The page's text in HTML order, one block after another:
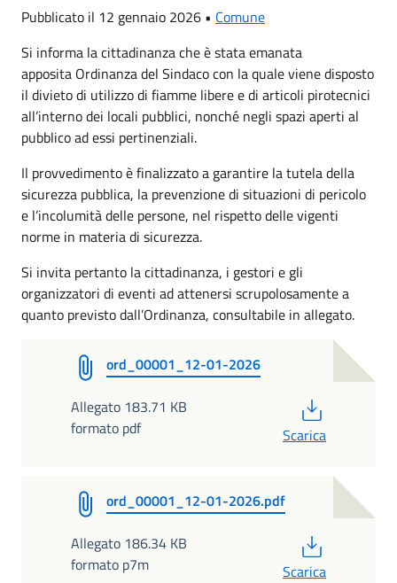
Pubblicato il 12 gennaio 2026 • Comune
Si informa la cittadinanza che è stata emanata
apposita Ordinanza del Sindaco con la quale viene disposto
il divieto di utilizzo di fiamme libere e di articoli pirotecnici
all’interno dei locali pubblici, nonché negli spazi aperti al
pubblico ad essi pertinenziali.
Il provvedimento è finalizzato a garantire la tutela della
sicurezza pubblica, la prevenzione di situazioni di pericolo
e l’incolumità delle persone, nel rispetto delle vigenti
norme in materia di sicurezza.
Si invita pertanto la cittadinanza, i gestori e gli
organizzatori di eventi ad attenersi scrupolosamente a
quanto previsto dall’Ordinanza, consultabile in allegato.
ord_00001_12-01-2026
Allegato 183.71 KB
formato pdf
Scarica
ord_00001_12-01-2026.pdf
Allegato 186.34 KB
formato p7m
Scarica